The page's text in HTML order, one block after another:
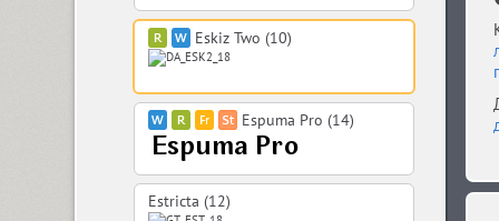
Eskiz Two (10)
Espuma Pro (14)
Estricta (12)